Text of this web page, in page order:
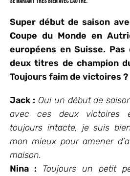
Super début de saison
Coupe du Monde en
européens en Suisse.
deux titres de champion
Toujours faim de victoires ?
Jack : Oui un début de
avec ces deux victoires
toujours intacte, je suis
mon mieux pour amener
maison.
Nina : Toujours un petit